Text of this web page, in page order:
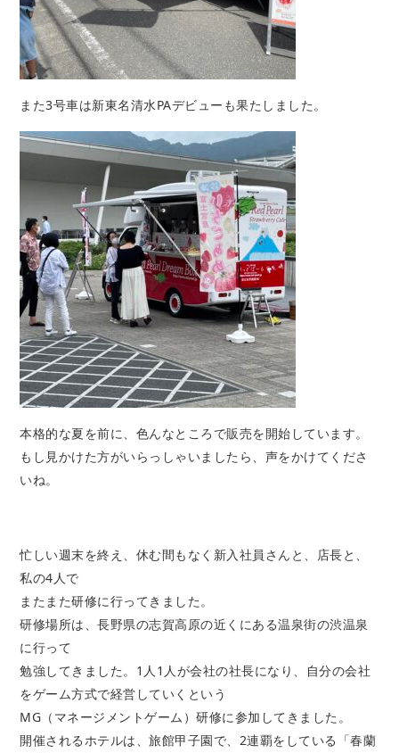
また3号車は新東名清水PAデビューも果たしました。
本格的な夏を前に、色んなところで販売を開始しています。
もし見かけた方がいらっしゃいましたら、声をかけてくださ
いね。
忙しい週末を終え、休む間もなく新入社員さんと、店長と、
私の4人で
またまた研修に行ってきました。
研修場所は、長野県の志賀高原の近くにある温泉街の渋温泉
に行って
勉強してきました。1人1人が会社の社長になり、自分の会社
をゲーム方式で経営していくという
MG（マネージメントゲーム）研修に参加してきました。
開催されるホテルは、旅館甲子園で、2連覇をしている「春蘭